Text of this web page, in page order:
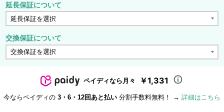
延長保証について
交換保証について
ペイディなら月々 ￥1,331
今ならペイディの 3・6・12回あと払い 分割手数料無料！ → 詳細はこちら